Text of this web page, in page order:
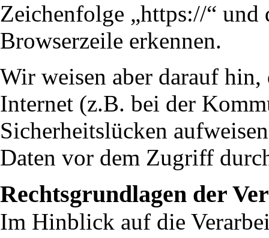
Zeichenfolge „https://“
Browserzeile erkennen.
Wir weisen aber darauf
Internet (z.B. bei der
Sicherheitslücken
Daten vor dem Zugriff
Rechtsgrundlagen der
Im Hinblick auf die